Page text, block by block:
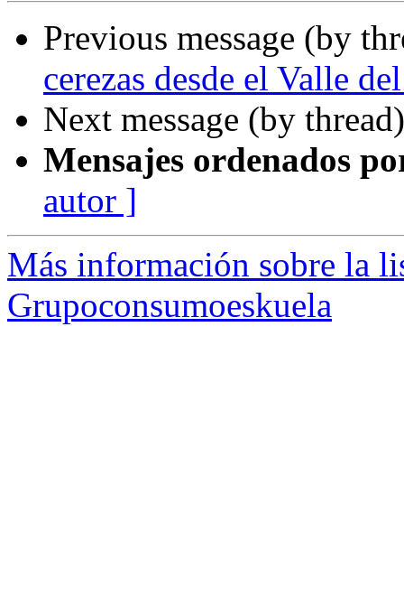
Previous message (by
cerezas desde el Valle
Next message (by
Mensajes ordenados
autor ]
Más información sobre la
Grupoconsumoeskuela